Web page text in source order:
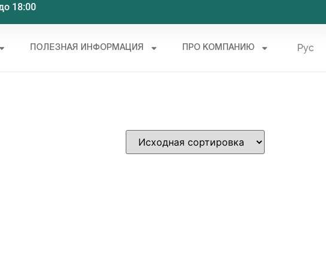
18:00
ПОЛЕЗНАЯ ИНФОРМАЦИЯ ПРО КОМПАНИЮ Рус
Укр